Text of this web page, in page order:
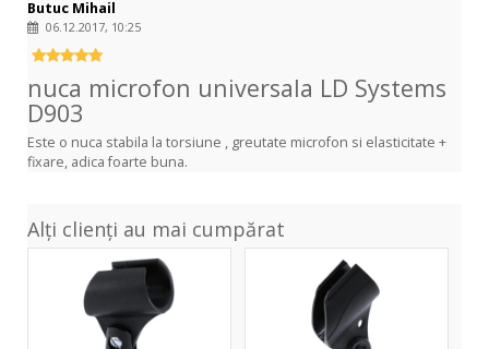
Butuc Mihail
06.12.2017, 10:25
nuca microfon universala LD Systems
D903
Este o nuca stabila la torsiune , greutate microfon si elasticitate +
fixare, adica foarte buna.
Alți clienți au mai cumpărat